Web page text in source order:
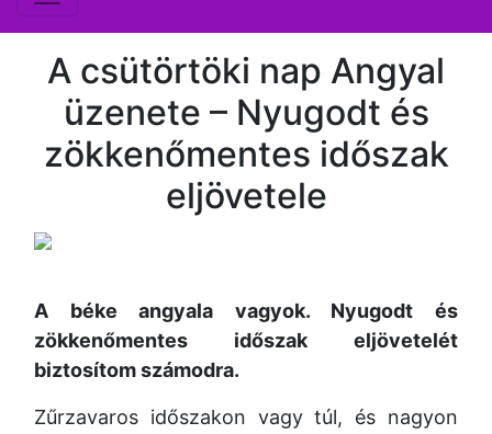
A csütörtöki nap Angyal
üzenete – Nyugodt és
zökkenőmentes időszak
eljövetele
A béke angyala vagyok. Nyugodt és
zökkenőmentes időszak eljövetelét
biztosítom számodra.
Zűrzavaros időszakon vagy túl, és nagyon